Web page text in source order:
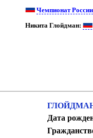
Чемпионат России
Никита Глойдман:
ГЛОЙДМАН
Дата